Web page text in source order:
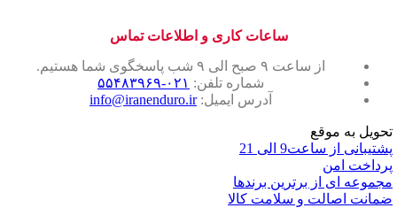
ساعات کاری و اطلاعات تماس
از ساعت ۹ صبح الی ۹ شب پاسخگوی شما هستیم.
شماره تلفن: ۰۲۱-۵۵۴۸۳۹۶۹
آدرس ایمیل:info@iranenduro.ir
تحویل به موقع
پشتیبانی از ساعت9 الی 21
پرداخت امن
مجموعه ای از برترین برندها
ضمانت اصالت و سلامت کالا